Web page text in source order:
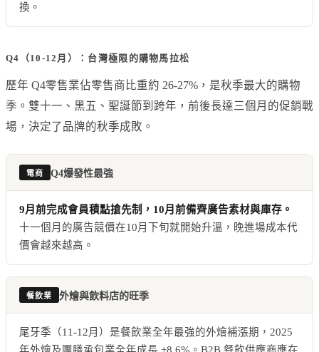
換。
Q4（10-12月）：台灣極限的購物馬拉松
歷年 Q4零售業佔零售商比重約 26-27%，是秋季最大的購物
季。雙十一、黑五、聖誕節到跨年，前後長達三個月的促銷戰
場，決定了品牌的秋季成敗。
電商 Q4爆發性最強
9月前完成會員積點搶先制，10月前備齊廣告素材與庫存。
十一個月的廣告競價在10月下旬就開始升溫，晚進場成本代
價會越來越高。
餐飲業 外燴與飲料店的旺季
尾牙季（11-12月）是餐飲業全年最強的外燴補漲期，2025